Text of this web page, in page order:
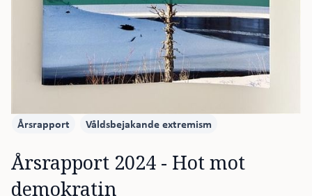
Årsrapport Våldsbejakande extremism
Årsrapport 2024 - Hot mot
demokratin